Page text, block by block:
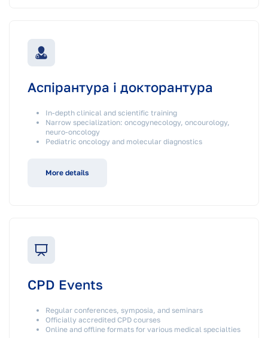
Аспірантура і докторантура
In-depth clinical and scientific training
Narrow specialization: oncogynecology, oncourology,
neuro-oncology
Pediatric oncology and molecular diagnostics
More details
CPD Events
Regular conferences, symposia, and seminars
Officially accredited CPD courses
Online and offline formats for various medical specialties